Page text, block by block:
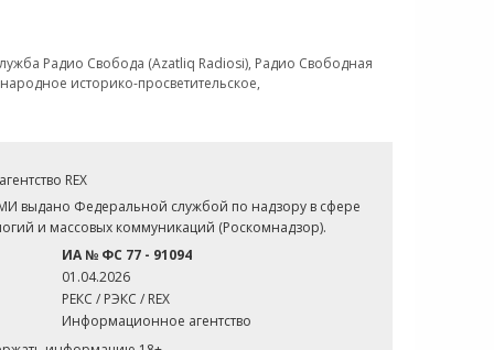
Радио Свобода (Azatliq Radiosi), Радио Свободная
историко-просветительское,
REX
выдано Федеральной службой по надзору в сфере
и массовых коммуникаций (Роскомнадзор).
ИА № ФС 77 - 91094
01.04.2026
РЕКС / РЭКС / REX
Информационное агентство